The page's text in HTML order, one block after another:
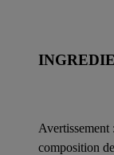
Avertissement
composition